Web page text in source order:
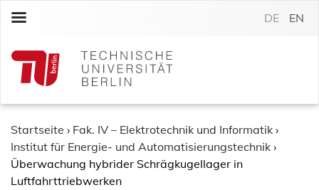
c
DE EN
Startseite › Fak. IV – Elektrotechnik und Informatik ›
Institut für Energie- und Automatisierungstechnik ›
Überwachung hybrider Schrägkugellager in
Luftfahrttriebwerken